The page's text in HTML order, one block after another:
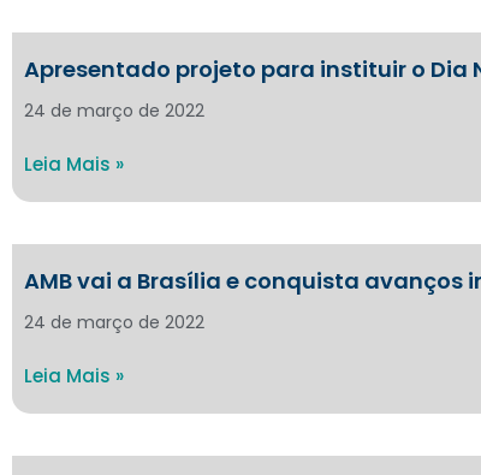
Apresentado projeto para instituir o Dia
24 de março de 2022
Leia Mais »
AMB vai a Brasília e conquista
24 de março de 2022
Leia Mais »